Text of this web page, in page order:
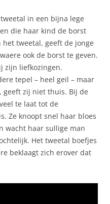
in een bijna lege
die haar kind de borst
tweetal, geeft de jonge
ook de borst te geven.
zijn liefkozingen.
tepel – heel geil – maar
geeft zij niet thuis. Bij de
te laat tot de
Ze knoopt snel haar bloes
wacht haar sullige man
Het tweetal boefjes
beklaagt zich erover dat